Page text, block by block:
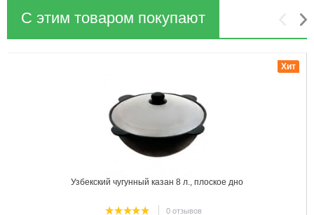
С этим товаром покупают
Узбекский чугунный казан 8 л., плоское дно
0 отзывов
Хит